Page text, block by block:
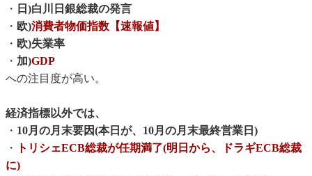
・ 日)白川日銀総裁の発言
・ 欧)消費者物価指数【速報値】
・ 欧)失業率
・ 加)GDP
への注目度が高い。
経済指標以外では、
・ 10月の月末要因(本日が、10月の月末最終営業日)
・
トリシェECB総裁が任期満了(明日から、ドラギECB総裁
に)